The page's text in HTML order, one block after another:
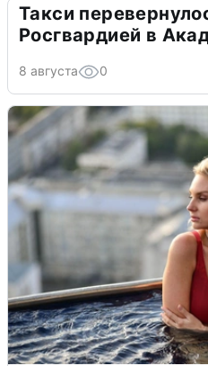
Такси
Росгвардией в
8 августа 0